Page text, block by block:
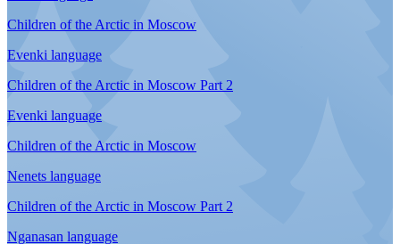
«Дети Арктики» в Москве
Долганский язык
«Дети Арктики» в Москве
Юкагирский язык
«Дети Арктики» в Москве
Ненецкий язык
«Дети Арктики» в Москве
Энецкий язык